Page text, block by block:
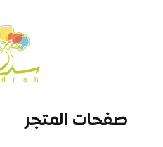
صفحات المتجر